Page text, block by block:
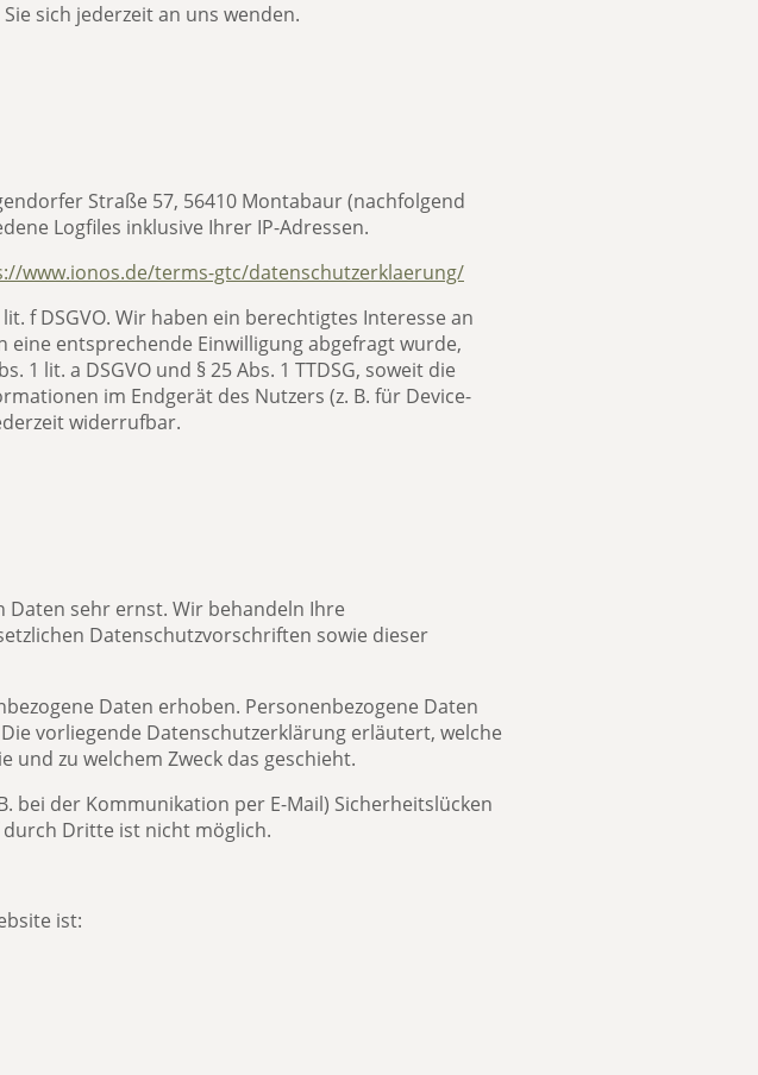
sich jederzeit an uns wenden.
Straße 57, 56410 Montabaur(nachfolgend
Logfiles inklusive Ihrer IP-Adressen.
www.ionos.de/terms-gtc/datenschutzerklaerung/
f DSGVO. Wir haben ein berechtigtes Interesse an
entsprechende Einwilligung abgefragt wurde,
lit. a DSGVO und § 25 Abs. 1 TTDSG, soweit die
im Endgerät des Nutzers (z. B. für Device-
widerrufbar.
Daten sehr ernst. Wir behandeln Ihre
Datenschutzvorschriften sowie dieser
Daten erhoben. Personenbezogene Daten
vorliegende Datenschutzerklärung erläutert, welche
zu welchem Zweck das geschieht.
bei der Kommunikation per E-Mail) Sicherheitslücken
Dritte ist nicht möglich.
ist: